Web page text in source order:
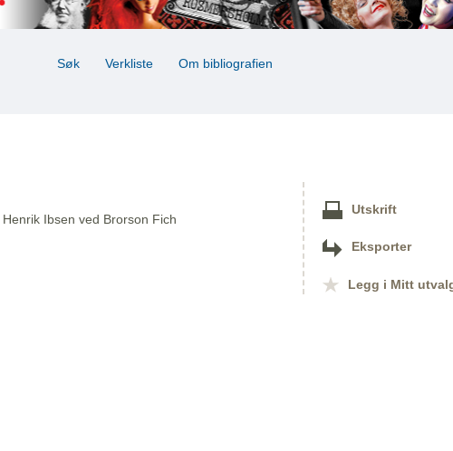
Søk Verkliste Om bibliografien
Ibsen ved Brorson Fich
Utskrift
Eksporter
Legg i Mitt